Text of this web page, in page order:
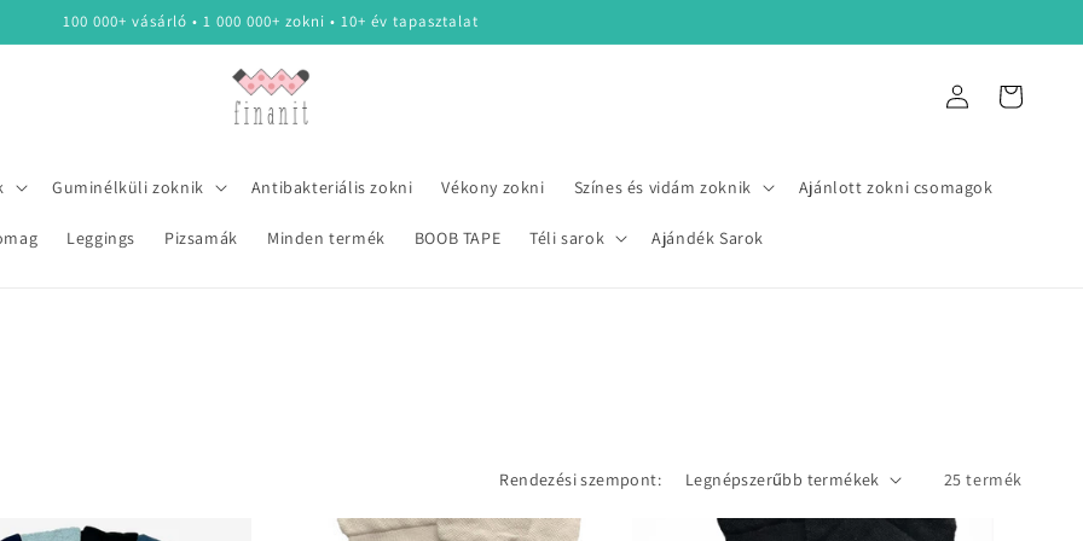
100 000+ vásárló • 1 000 000+ zokni • 10+ év tapasztalat
Guminélküli zoknik Antibakteriális zokni Vékony zokni Színes és vidám zoknik Ajánlott zokni csomagok
Leggings Pizsamák Minden termék BOOB TAPE Téli sarok Ajándék Sarok
BejelentkezésKosár
Rendezési szempont: 25 termék